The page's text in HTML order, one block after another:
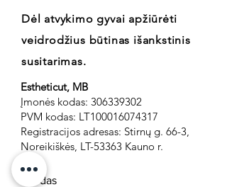
Dėl atvykimo gyvai apžiūrėti
veidrodžius būtinas išankstinis
susitarimas.
Estheticut, MB
Įmonės kodas: 306339302
PVM kodas: LT100016074317
Registracijos adresas: Stirnų g. 66-3,
Noreikiškės, LT-53363 Kauno r.